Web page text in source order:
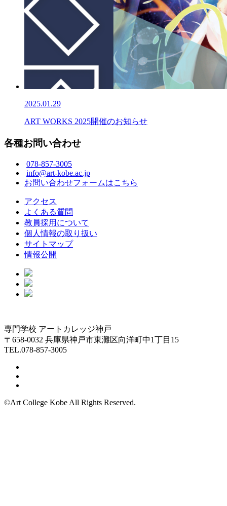
2025.01.29
ART WORKS 2025開催のお知らせ
各種お問い合わせ
078-857-3005
info@art-kobe.ac.jp
お問い合わせフォームはこちら
アクセス
よくある質問
教員採用について
個人情報の取り扱い
サイトマップ
情報公開
専門学校 アートカレッジ神戸
〒658-0032 兵庫県神戸市東灘区向洋町中1丁目15
TEL.078-857-3005
©Art College Kobe All Rights Reserved.